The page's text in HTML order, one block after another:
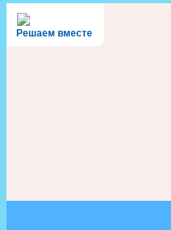
Решаем вместе